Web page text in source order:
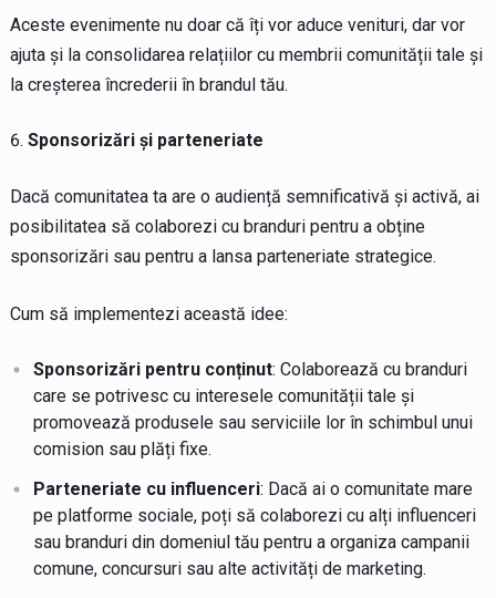
Aceste evenimente nu doar că îți vor aduce venituri, dar vor
ajuta și la consolidarea relațiilor cu membrii comunității tale și
la creșterea încrederii în brandul tău.
Sponsorizări și parteneriate
Dacă comunitatea ta are o audiență semnificativă și activă, ai
posibilitatea să colaborezi cu branduri pentru a obține
sponsorizări sau pentru a lansa parteneriate strategice.
Cum să implementezi această idee:
Sponsorizări pentru conținut: Colaborează cu branduri
care se potrivesc cu interesele comunității tale și
promovează produsele sau serviciile lor în schimbul unui
comision sau plăți fixe.
Parteneriate cu influenceri: Dacă ai o comunitate mare
pe platforme sociale, poți să colaborezi cu alți influenceri
sau branduri din domeniul tău pentru a organiza campanii
comune, concursuri sau alte activități de marketing.